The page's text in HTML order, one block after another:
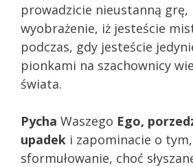
prowadzicie nieustanną grę,
wyobrażenie, iż jesteście
podczas, gdy jesteście
pionkami na szachownicy
świata.
Pycha Waszego Ego,
upadek i zapominacie o
sformułowanie, choć